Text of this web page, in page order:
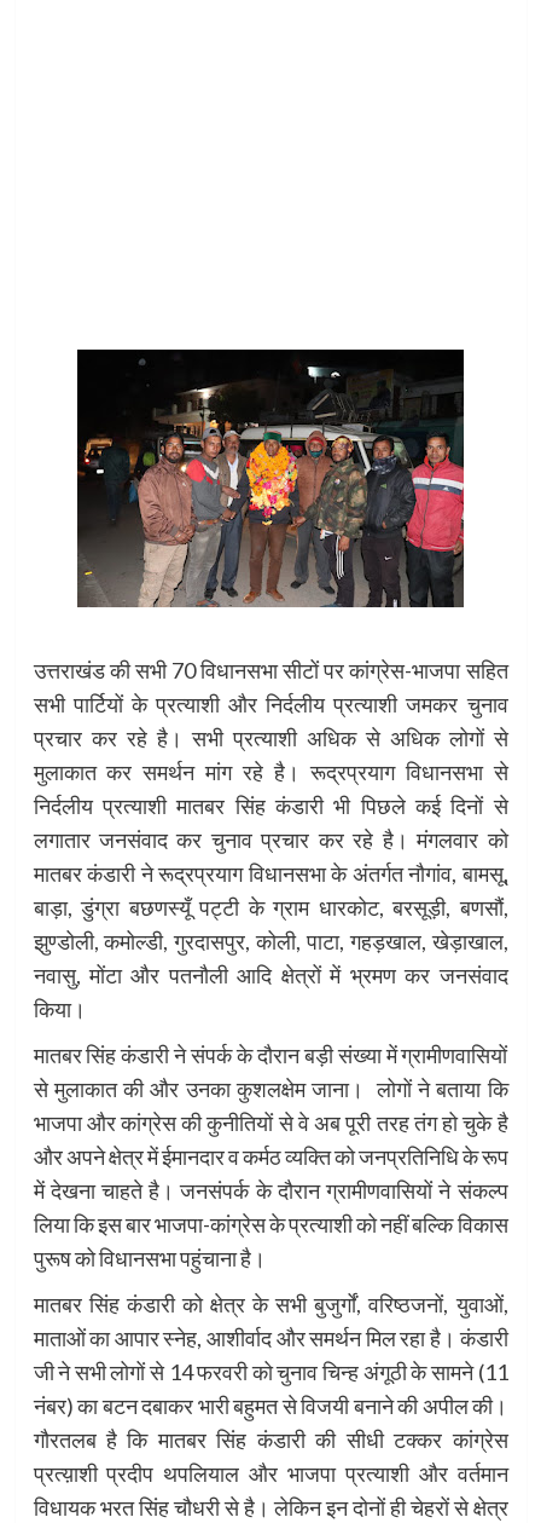
उत्तराखंड की सभी 70 विधानसभा सीटों पर कांग्रेस-भाजपा सहित
सभी पार्टियों के प्रत्याशी और निर्दलीय प्रत्याशी जमकर चुनाव
प्रचार कर रहे है। सभी प्रत्याशी अधिक से अधिक लोगों से
मुलाकात कर समर्थन मांग रहे है। रूद्रप्रयाग विधानसभा से
निर्दलीय प्रत्याशी मातबर सिंह कंडारी भी पिछले कई दिनों से
लगातार जनसंवाद कर चुनाव प्रचार कर रहे है। मंगलवार को
मातबर कंडारी ने रूद्रप्रयाग विधानसभा के अंतर्गत नौगांव, बामसू,
बाड़ा, डुंग्रा बछणस्यूँ पट्टी के ग्राम धारकोट, बरसूड़ी, बणसौं,
झुण्डोली, कमोल्डी, गुरदासपुर, कोली, पाटा, गहड़खाल, खेड़ाखाल,
नवासु, मोंटा और पतनौली आदि क्षेत्रों में भ्रमण कर जनसंवाद
किया।
मातबर सिंह कंडारी ने संपर्क के दौरान बड़ी संख्या में ग्रामीणवासियों
से मुलाकात की और उनका कुशलक्षेम जाना। लोगों ने बताया कि
भाजपा और कांग्रेस की कुनीतियों से वे अब पूरी तरह तंग हो चुके है
और अपने क्षेत्र में ईमानदार व कर्मठ व्यक्ति को जनप्रतिनिधि के रूप
में देखना चाहते है। जनसंपर्क के दौरान ग्रामीणवासियों ने संकल्प
लिया कि इस बार भाजपा-कांग्रेस के प्रत्याशी को नहीं बल्कि विकास
पुरूष को विधानसभा पहुंचाना है।
मातबर सिंह कंडारी को क्षेत्र के सभी बुजुर्गों, वरिष्ठजनों, युवाओं,
माताओं का आपार स्नेह, आशीर्वाद और समर्थन मिल रहा है। कंडारी
जी ने सभी लोगों से 14 फरवरी को चुनाव चिन्ह अंगूठी के सामने (11
नंबर) का बटन दबाकर भारी बहुमत से विजयी बनाने की अपील की।
गौरतलब है कि मातबर सिंह कंडारी की सीधी टक्कर कांग्रेस
प्रत्य़ाशी प्रदीप थपलियाल और भाजपा प्रत्याशी और वर्तमान
विधायक भरत सिंह चौधरी से है। लेकिन इन दोनों ही चेहरों से क्षेत्र